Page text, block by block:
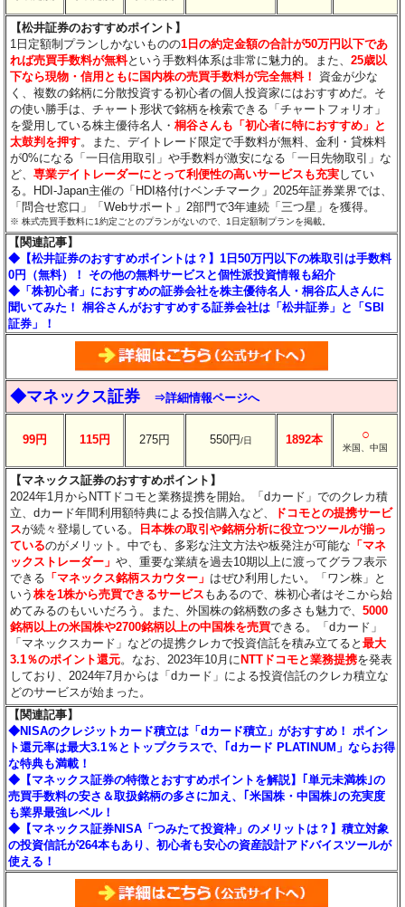
【松井証券のおすすめポイント】
1日定額制プランしかないものの1日の約定金額の合計が50万円以下であ
れば売買手数料が無料という手数料体系は非常に魅力的。また、25歳以
下なら現物・信用ともに国内株の売買手数料が完全無料！
資金が少な
く、複数の銘柄に分散投資する初心者の個人投資家にはおすすめだ。そ
の使い勝手は、チャート形状で銘柄を検索できる「チャートフォリオ」
を愛用している株主優待名人・桐谷さんも「初心者に特におすすめ」と
太鼓判を押す。また、デイトレード限定で手数料が無料、金利・貸株料
が0%になる「一日信用取引」や手数料が激安になる「一日先物取引」な
ど、専業デイトレーダーにとって利便性の高いサービスも充実してい
る。HDI-Japan主催の「HDI格付けベンチマーク」2025年証券業界では、
「問合せ窓口」「Webサポート」2部門で3年連続「三つ星」を獲得。
※ 株式売買手数料に1約定ごとのプランがないので、1日定額制プランを掲載。
【関連記事】
◆【松井証券のおすすめポイントは？】1日50万円以下の株取引は手数料
0円（無料）！ その他の無料サービスと個性派投資情報も紹介
◆「株初心者」におすすめの証券会社を株主優待名人・桐谷広人さんに
聞いてみた！ 桐谷さんがおすすめする証券会社は「松井証券」と「SBI
証券」！
◆マネックス証券 ⇒詳細情報ページへ
99円 115円 275円 550円/日 1892本 ○
米国、中国
【マネックス証券のおすすめポイント】
2024年1月からNTTドコモと業務提携を開始。「dカード」でのクレカ積
立、dカード年間利用額特典による投信購入など、
ドコモとの提携サービ
スが続々登場している。
日本株の取引や銘柄分析に役立つツールが揃っ
ているのがメリット。中でも、多彩な注文方法や板発注が可能な 「マネ
ックストレーダー」や、重要な業績を過去10期以上に渡ってグラフ表示
できる 「マネックス銘柄スカウター」 はぜひ利用したい。「ワン株」と
いう株を1株から売買できるサービス もあるので、株初心者はそこから始
めてみるのもいいだろう。また、外国株の銘柄数の多さも魅力で、5000
銘柄以上の米国株や2700銘柄以上の中国株を売買できる。「dカード」
「マネックスカード」などの提携クレカで投資信託を積み立てると最大
3.1％のポイント還元。なお、2023年10月に NTTドコモと業務提携を発表
しており、2024年7月からは「dカード」による投資信託のクレカ積立な
どのサービスが始まった。
【関連記事】
◆NISAのクレジットカード積立は「dカード積立」がおすすめ！ ポイン
ト還元率は最大3.1％とトップクラスで、｢dカード PLATINUM」ならお得
な特典も満載！
◆【マネックス証券の特徴とおすすめポイントを解説】｢単元未満株｣の
売買手数料の安さ＆取扱銘柄の多さに加え、｢米国株・中国株｣の充実度
も業界最強レベル！
◆【マネックス証券NISA「つみたて投資枠」のメリットは？】積立対象
の投資信託が264本もあり、初心者も安心の資産設計アドバイスツールが
使える！